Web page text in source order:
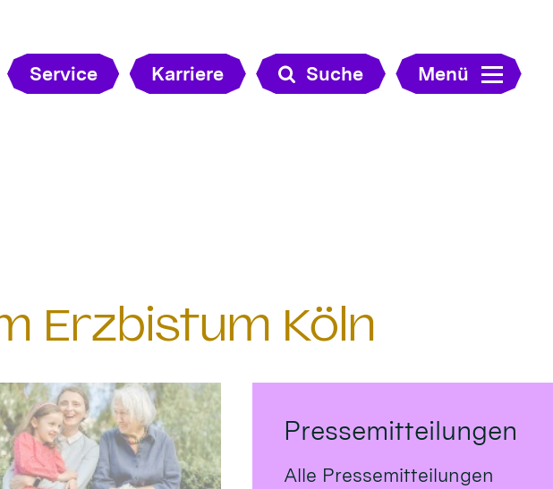
Service Karriere Suche Menü
Erzbistum Köln
Pressemitteilungen
Alle Pressemitteilungen